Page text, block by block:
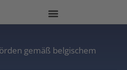
gemäß belgischem